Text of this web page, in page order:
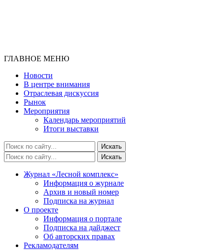
ГЛАВНОЕ МЕНЮ
Новости
В центре внимания
Отраслевая дискуссия
Рынок
Мероприятия
Календарь мероприятий
Итоги выставки
Журнал «Лесной комплекс»
Информация о журнале
Архив и новый номер
Подписка на журнал
О проекте
Информация о портале
Подписка на дайджест
Об авторских правах
Рекламодателям